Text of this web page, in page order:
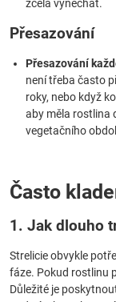
zcela vynechat.
Přesazování
Přesazování
není třeba často
roky, nebo když
aby měla rostlina
vegetačního
Často
1. Jak dlouho
Strelicie obvykle
fáze. Pokud rostlinu
Důležité je